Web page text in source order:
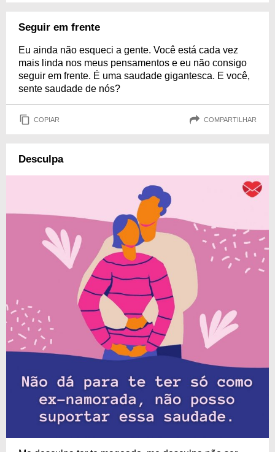
Seguir em frente
Eu ainda não esqueci a gente. Você está cada vez
mais linda nos meus pensamentos e eu não consigo
seguir em frente. É uma saudade gigantesca. E você,
sente saudade de nós?
COPIAR COMPARTILHAR
Desculpa